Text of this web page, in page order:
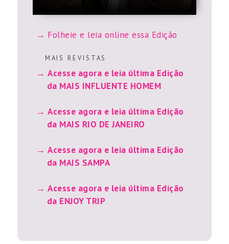
Folheie e leia online essa Edição
M A I S R E V I S T A S
Acesse agora e leia última Edição
da MAIS INFLUENTE HOMEM
Acesse agora e leia última Edição
da MAIS RIO DE JANEIRO
Acesse agora e leia última Edição
da MAIS SAMPA
Acesse agora e leia última Edição
da ENJOY TRIP